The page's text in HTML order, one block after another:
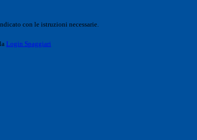
con le istruzioni necessarie.
Login Spaggiari